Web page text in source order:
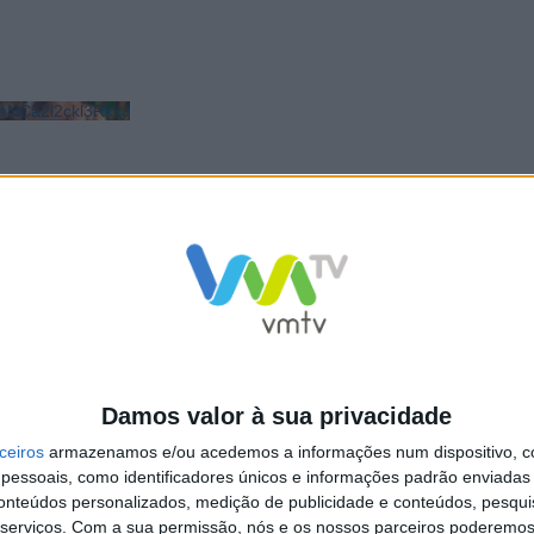
Damos valor à sua privacidade
armazenamos e/ou acedemos a informações num dispositivo,
como identificadores únicos e informações padrão
personalizados, medição de publicidade e conteúdos,
Com a sua permissão, nós e os nossos parceiros